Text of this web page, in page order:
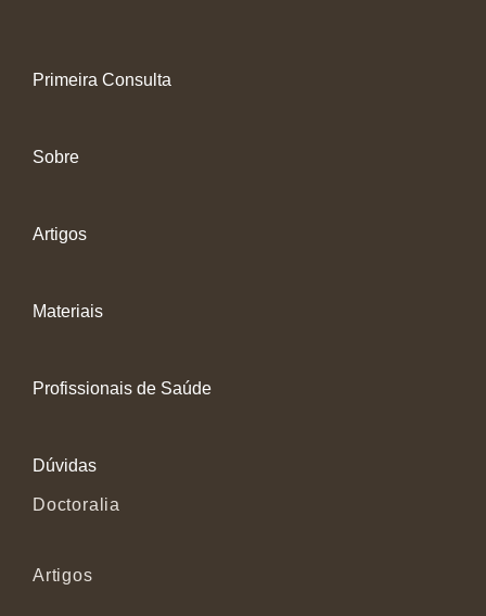
Primeira Consulta
Sobre
Artigos
Materiais
Profissionais de Saúde
Dúvidas
Doctoralia
Artigos